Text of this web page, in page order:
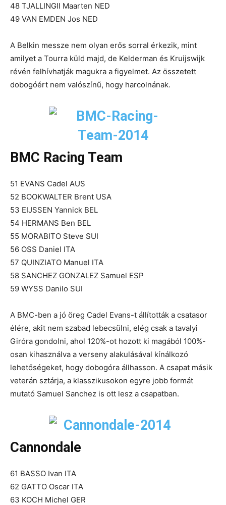
48 TJALLINGII Maarten NED
49 VAN EMDEN Jos NED
A Belkin messze nem olyan erős sorral érkezik, mint
amilyet a Tourra küld majd, de Kelderman és Kruijswijk
révén felhívhatják magukra a figyelmet. Az összetett
dobogóért nem valószínű, hogy harcolnának.
BMC Racing Team
51 EVANS Cadel AUS
52 BOOKWALTER Brent USA
53 EIJSSEN Yannick BEL
54 HERMANS Ben BEL
55 MORABITO Steve SUI
56 OSS Daniel ITA
57 QUINZIATO Manuel ITA
58 SANCHEZ GONZALEZ Samuel ESP
59 WYSS Danilo SUI
A BMC-ben a jó öreg Cadel Evans-t állították a csatasor
élére, akit nem szabad lebecsülni, elég csak a tavalyi
Giróra gondolni, ahol 120%-ot hozott ki magából 100%-
osan kihasználva a verseny alakulásával kínálkozó
lehetőségeket, hogy dobogóra állhasson. A csapat másik
veterán sztárja, a klasszikusokon egyre jobb formát
mutató Samuel Sanchez is ott lesz a csapatban.
Cannondale
61 BASSO Ivan ITA
62 GATTO Oscar ITA
63 KOCH Michel GER